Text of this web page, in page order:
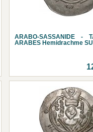
ARABO-SASSANIDE -
ARABES Hemidrachme